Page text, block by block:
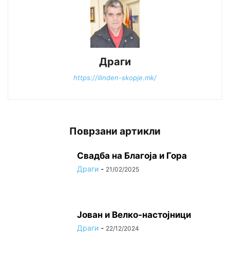
Драги
https://ilinden-skopje.mk/
Поврзани артикли
Свадба на Благоја и Гора
Драги - 21/02/2025
Јован и Велко-настојници
Драги - 22/12/2024